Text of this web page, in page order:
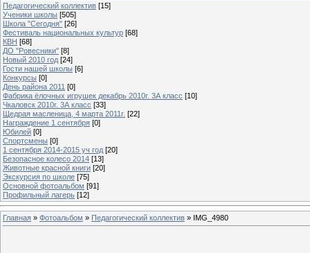
Педагогический коллектив [15]
Ученики школы [505]
Школа "Сегодня" [26]
Фестиваль национальных культур [68]
КВН [68]
ДО "Ровесники" [8]
Новый 2010 год [24]
Гости нашей школы [6]
Конкурсы [0]
День района 2011 [0]
Фабрика ёлочных игрушек декабрь 2010г. 3А класс [10]
Чкаловск 2010г. 3А класс [33]
Щедрая масленица, 4 марта 2011г. [22]
Награждение 1 сентября [0]
Юбилей [0]
Спортсмены [0]
1 сентября 2014-2015 уч год [20]
Безопасное колесо 2014 [13]
Животные красной книги [20]
Экскурсия по школе [75]
Основной фотоальбом [91]
Профильный лагерь [12]
Главная » Фотоальбом » Педагогический коллектив » IMG_4980